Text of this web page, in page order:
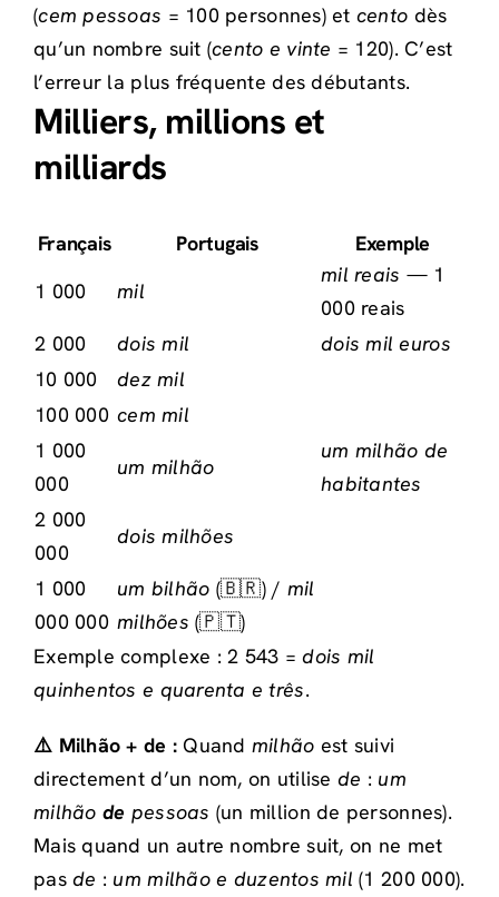
(cem pessoas = 100 personnes) et cento dès
qu’un nombre suit (cento e vinte = 120). C’est
l’erreur la plus fréquente des débutants.
Milliers, millions et
milliards
Français Portugais
Exemple
1 000
mil
mil reais — 1
000 reais
2 000
dois mil
dois mil euros
10 000
dez mil
100 000 cem mil
1 000
000
um milhão
um milhão de
habitantes
2 000
000
dois milhões
1 000
000 000
um bilhão (🇧🇷) / mil
milhões (🇵🇹)
Exemple complexe : 2 543 =dois mil
quinhentos e quarenta e três.
⚠️ Milhão + de : Quand milhão est suivi
directement d’un nom, on utilise de : um
milhão de pessoas (un million de personnes).
Mais quand un autre nombre suit, on ne met
pasde : um milhão e duzentos mil (1 200 000).